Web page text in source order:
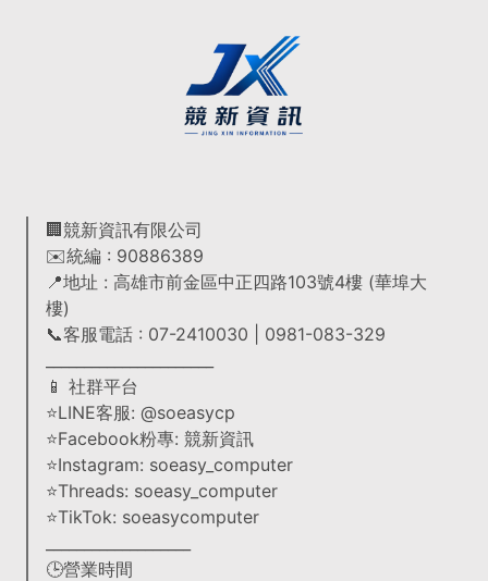
🏢競新資訊有限公司
✉️統編 : 90886389
📍地址 : 高雄市前金區中正四路103號4樓 (華埠大
樓)
📞客服電話 : 07-2410030 | 0981-083-329
📱 社群平台
⭐LINE客服: @soeasycp
⭐Facebook粉專: 競新資訊
⭐Instagram: soeasy_computer
⭐Threads: soeasy_computer
⭐TikTok: soeasycomputer
🕒營業時間